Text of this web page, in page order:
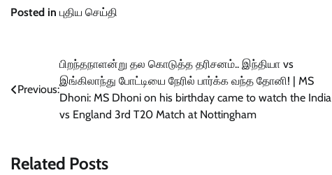
Posted in புதிய செய்தி
navigation
Previous:
பிறந்தநாளன்று தல கொடுத்த தரிசனம்.. இந்தியா vs
இங்கிலாந்து போட்டியை நேரில் பார்க்க வந்த தோனி! | MS
Dhoni: MS Dhoni on his birthday came to watch the India
vs England 3rd T20 Match at Nottingham
Related Posts